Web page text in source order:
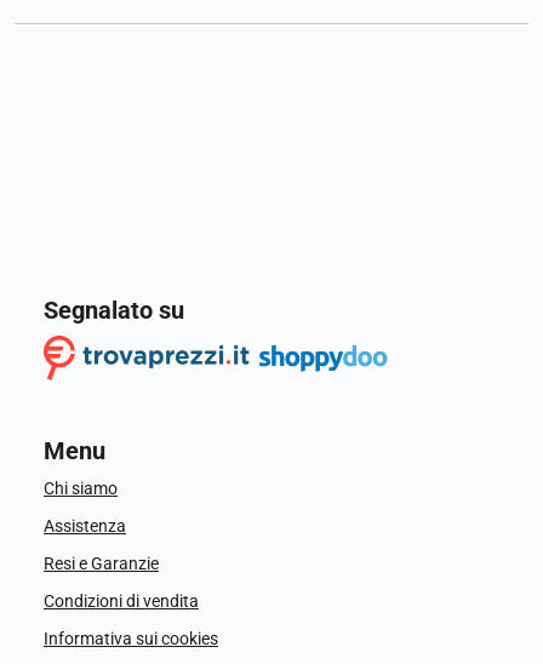
Segnalato su
Menu
Chi siamo
Assistenza
Resi e Garanzie
Condizioni di vendita
Informativa sui cookies